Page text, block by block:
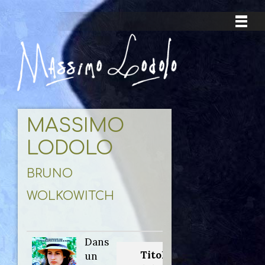
MASSIMO
LODOLO
BRUNO
WOLKOWITCH
Dans
un
Titolo